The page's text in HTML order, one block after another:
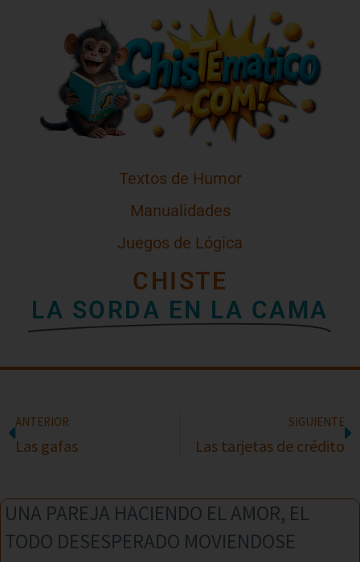
Textos de Humor
Manualidades
Juegos de Lógica
CHISTE
LA SORDA EN LA CAMA
ANTERIOR
Las gafas
SIGUIENTE
Las tarjetas de crédito
UNA PAREJA HACIENDO EL AMOR, EL
TODO DESESPERADO MOVIENDOSE